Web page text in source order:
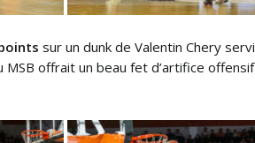
sur un dunk de Valentin Chery
offrait un beau fet d’artifice